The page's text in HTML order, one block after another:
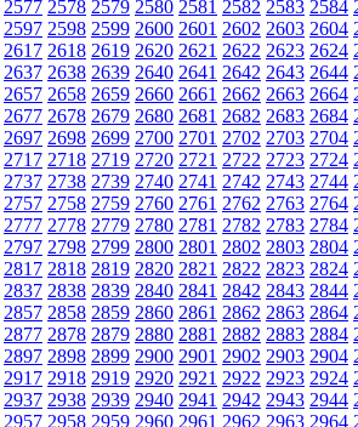
2577 2578 2579 2580 2581 2582 2583 2584
2597 2598 2599 2600 2601 2602 2603 2604
2617 2618 2619 2620 2621 2622 2623 2624
2637 2638 2639 2640 2641 2642 2643 2644
2657 2658 2659 2660 2661 2662 2663 2664
2677 2678 2679 2680 2681 2682 2683 2684
2697 2698 2699 2700 2701 2702 2703 2704
2717 2718 2719 2720 2721 2722 2723 2724
2737 2738 2739 2740 2741 2742 2743 2744
2757 2758 2759 2760 2761 2762 2763 2764
2777 2778 2779 2780 2781 2782 2783 2784
2797 2798 2799 2800 2801 2802 2803 2804
2817 2818 2819 2820 2821 2822 2823 2824
2837 2838 2839 2840 2841 2842 2843 2844
2857 2858 2859 2860 2861 2862 2863 2864
2877 2878 2879 2880 2881 2882 2883 2884
2897 2898 2899 2900 2901 2902 2903 2904
2917 2918 2919 2920 2921 2922 2923 2924
2937 2938 2939 2940 2941 2942 2943 2944
2957 2958 2959 2960 2961 2962 2963 2964